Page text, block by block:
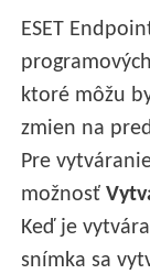
ESET
ktoré môžu
zmien na
Pre
možnosť
Keď je
snímka sa